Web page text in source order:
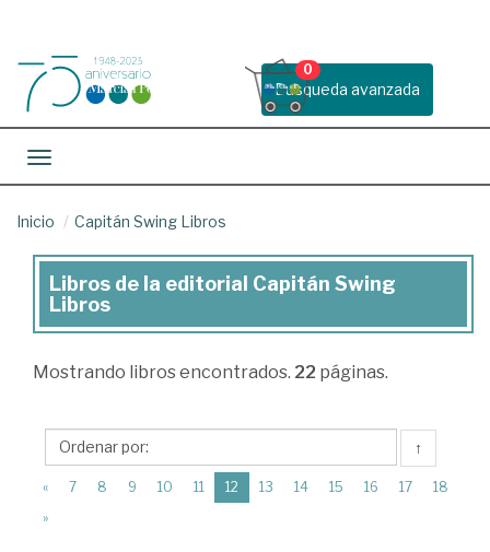
Busqueda avanzada
0
Toggle navigation
Inicio Capitán Swing Libros
Libros
de
la
Capitán
Swing
Libros
Libros de la editorial Capitán Swing
Libros
Mostrando libros encontrados. 22 páginas.
↑
« 7 8 9 10 11 12 (current)
13 14 15 16 17
18
»